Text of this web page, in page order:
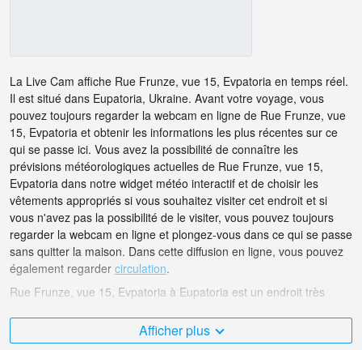
La Live Cam affiche Rue Frunze, vue 15, Evpatoria en temps réel.
Il est situé dans Eupatoria, Ukraine. Avant votre voyage, vous
pouvez toujours regarder la webcam en ligne de Rue Frunze, vue
15, Evpatoria et obtenir les informations les plus récentes sur ce
qui se passe ici. Vous avez la possibilité de connaître les
prévisions météorologiques actuelles de Rue Frunze, vue 15,
Evpatoria dans notre widget météo interactif et de choisir les
vêtements appropriés si vous souhaitez visiter cet endroit et si
vous n'avez pas la possibilité de le visiter, vous pouvez toujours
regarder la webcam en ligne et plongez-vous dans ce qui se passe
sans quitter la maison. Dans cette diffusion en ligne, vous pouvez
également regarder circulation.
Rue Frunze, vue 15, Evpatoria à Eupatoria est un endroit très
avec des points de diffusion en ligne.
Afficher plus